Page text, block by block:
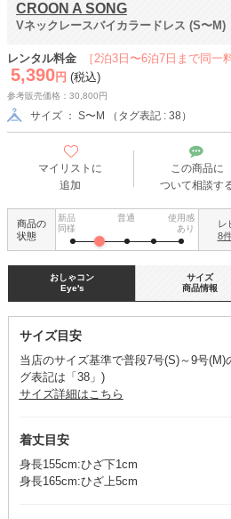
CROON A SONG
Vネックレースバイカラードレス (S〜M)
［2泊3日〜6泊7日まで同一
レンタル料金
5,390 円 (税込)
参考販売価格：30,800円
サイズ ： S〜M （タグ表記 : 38）
マイリストに
追加
この商品に
ついて相談す
商品の
状態
新品
同様
普通
使用感
あり
レ
8
おしゃコン
Eye's
サイズ目安
当店のサイズ基準で普段7号(S)～9号(M)
グ表記は「38」)
サイズ詳細はこちら
着丈目安
身長155cm:ひざ下1cm
身長165cm:ひざ上5cm
サイズ
商品情報